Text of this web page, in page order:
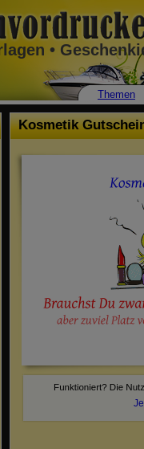
•
Kosmetik
Themen